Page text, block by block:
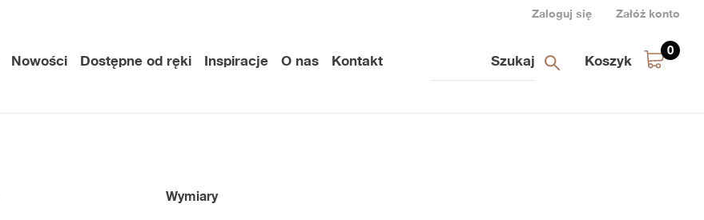
Zaloguj się Załóż konto
Nowości Dostępne od ręki Inspiracje O nas Kontakt Koszyk
0
Wymiary